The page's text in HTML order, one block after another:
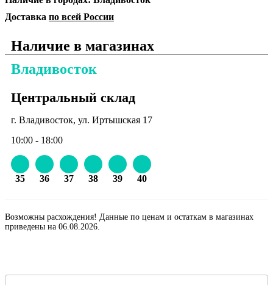
Доставка по всей России
Наличие в магазинах
Владивосток
Центральный склад
г. Владивосток, ул. Иртышская 17
10:00 - 18:00
35 36 37 38 39 40
Возможны расхождения! Данные по ценам и остаткам в магазинах
приведены на 06.08.2026.